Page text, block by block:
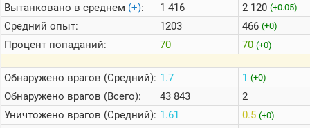
Вытанковано в среднем (+):
Средний опыт:
Процент попаданий:
Обнаружено врагов (Средний):
Обнаружено врагов (Всего):
Уничтожено врагов (Средний):
1 416
1203
70
1.7
43 843
1.61
2 120 (+0.05)
466 (+0)
70 (+0)
1 (+0)
2
0.5 (+0)